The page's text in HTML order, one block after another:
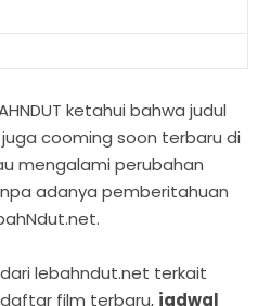
ketahui bahwa judul
cooming soon terbaru di
mengalami perubahan
adanya pemberitahuan
lebahndut.net terkait
film terbaru, jadwal